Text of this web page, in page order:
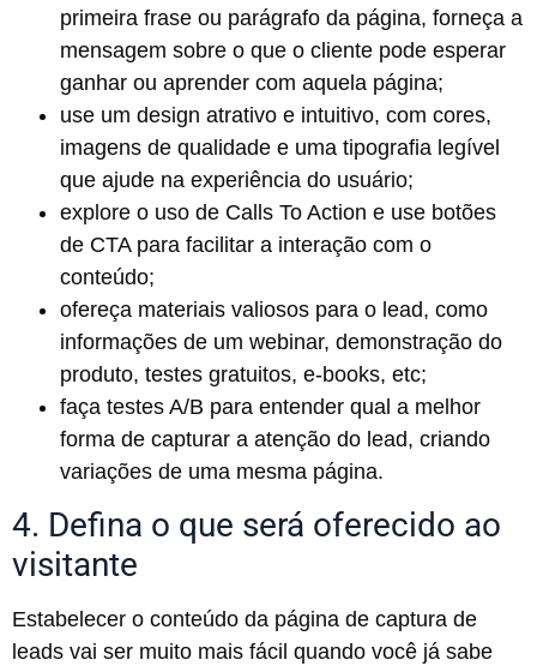
primeira frase ou parágrafo da página, forneça a
mensagem sobre o que o cliente pode esperar
ganhar ou aprender com aquela página;
use um design atrativo e intuitivo, com cores,
imagens de qualidade e uma tipografia legível
que ajude na experiência do usuário;
explore o uso de Calls To Action e use botões
de CTA para facilitar a interação com o
conteúdo;
ofereça materiais valiosos para o lead, como
informações de um webinar, demonstração do
produto, testes gratuitos, e-books, etc;
faça testes A/B para entender qual a melhor
forma de capturar a atenção do lead, criando
variações de uma mesma página.
4. Defina o que será oferecido ao
visitante
Estabelecer o conteúdo da página de captura de
leads vai ser muito mais fácil quando você já sabe